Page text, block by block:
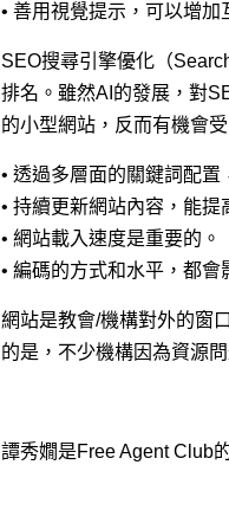
• 善用視覺提示，可以增加
SEO搜尋引擎優化（
排名。雖然AI的發展，對
的小型網站，反而有機會
• 透過多層面的關鍵詞配
• 持續更新網站內容，能
• 網站載入速度是重要的。
• 編碼的方式和水平，都會
網站是教會/機構對外的窗
的是，不少機構因為資源
譚秀嫺是Free Agent Club